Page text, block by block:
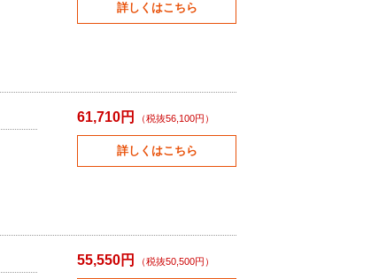
詳しくはこちら
61,710円 （税抜56,100円）
詳しくはこちら
55,550円 （税抜50,500円）